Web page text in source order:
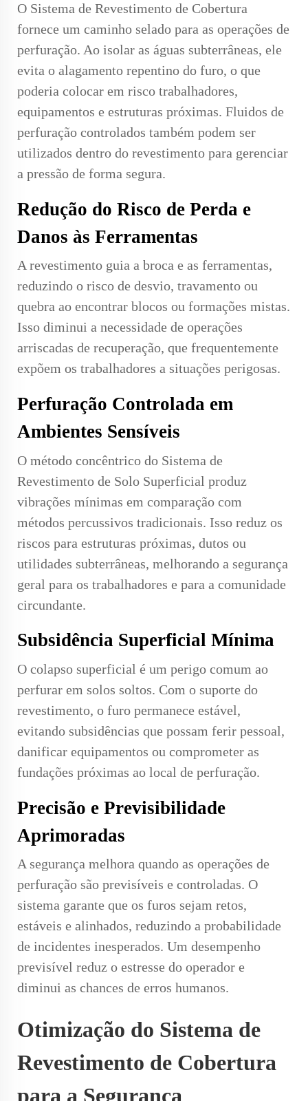
O Sistema de Revestimento de Cobertura
fornece um caminho selado para as operações de
perfuração. Ao isolar as águas subterrâneas, ele
evita o alagamento repentino do furo, o que
poderia colocar em risco trabalhadores,
equipamentos e estruturas próximas. Fluidos de
perfuração controlados também podem ser
utilizados dentro do revestimento para gerenciar
a pressão de forma segura.
Redução do Risco de Perda e
Danos às Ferramentas
A revestimento guia a broca e as ferramentas,
reduzindo o risco de desvio, travamento ou
quebra ao encontrar blocos ou formações mistas.
Isso diminui a necessidade de operações
arriscadas de recuperação, que frequentemente
expõem os trabalhadores a situações perigosas.
Perfuração Controlada em
Ambientes Sensíveis
O método concêntrico do Sistema de
Revestimento de Solo Superficial produz
vibrações mínimas em comparação com
métodos percussivos tradicionais. Isso reduz os
riscos para estruturas próximas, dutos ou
utilidades subterrâneas, melhorando a segurança
geral para os trabalhadores e para a comunidade
circundante.
Subsidência Superficial Mínima
O colapso superficial é um perigo comum ao
perfurar em solos soltos. Com o suporte do
revestimento, o furo permanece estável,
evitando subsidências que possam ferir pessoal,
danificar equipamentos ou comprometer as
fundações próximas ao local de perfuração.
Precisão e Previsibilidade
Aprimoradas
A segurança melhora quando as operações de
perfuração são previsíveis e controladas. O
sistema garante que os furos sejam retos,
estáveis e alinhados, reduzindo a probabilidade
de incidentes inesperados. Um desempenho
previsível reduz o estresse do operador e
diminui as chances de erros humanos.
Otimização do Sistema de
Revestimento de Cobertura
para a Segurança